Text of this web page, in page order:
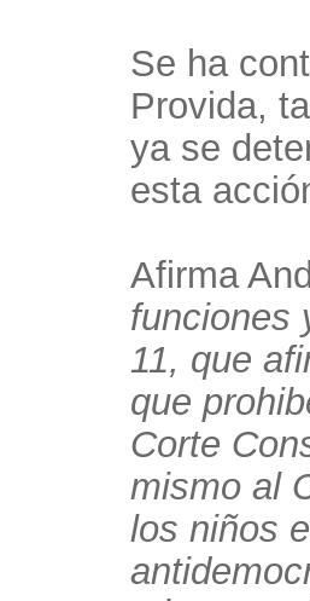
Se ha
Provida,
ya se
esta
Afirma
funciones
11, que
que
Corte
mismo al
los niños